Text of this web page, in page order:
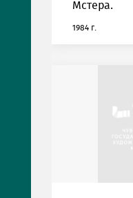
Мстера.
1984 г.